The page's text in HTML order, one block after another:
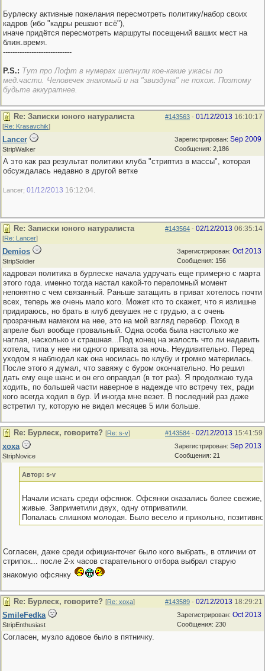
Бурлеску активные пожелания пересмотреть политику/набор своих
кадров (ибо "кадры решают всё"),
иначе придётся пересмотреть маршруты посещений ваших мест на
ближ.время.
-----------------------------
P.S.: Тут про Лофт в нумерах шепнули кое-какие ужасы по
мед.части. Человечек знакомый и на "звиздуна" не похож. Поэтому
будьте аккуратнее.
#143563 - 01/12/2013 16:10:17
Re: Записки юного натуралиста
[Re: Krasavchik]
Зарегистрирован: Sep 2009
Сообщения: 2,186
Lancer
StripWalker
А это как раз результат политики клуба "стриптиз в массы", которая
обсуждалась недавно в другой ветке
Lancer; 01/12/2013 16:12:04
#143564 - 02/12/2013 06:35:14
Re: Записки юного натуралиста
[Re: Lancer]
Зарегистрирован: Oct 2013
Сообщения: 156
Demios
StripSoldier
кадровая политика в бурлеске начала удручать еще примерно с марта
этого года. именно тогда настал какой-то переломный момент
непонятно с чем связанный. Раньше затащить в приват хотелось почти
всех, теперь же очень мало кого. Может кто то скажет, что я излишне
придираюсь, но брать в клуб девушек не с грудью, а с очень
прозрачным намеком на нее, это на мой взгляд перебор. Поход в
апреле был вообще провальный. Одна особа была настолько же
наглая, насколько и страшная...Под конец на жалость что ли надавить
хотела, типа у нее ни одного привата за ночь. Неудивительно. Перед
уходом я наблюдал как она носилась по клубу и громко материлась.
После этого я думал, что завяжу с буром окончательно. Но решил
дать ему еще шанс и он его оправдал (в тот раз). Я продолжаю туда
ходить, по большей части наверное в надежде что встречу тех, ради
кого всегда ходил в бур. И иногда мне везет. В последний раз даже
встретил ту, которую не видел месяцев 5 или больше.
#143584 - 02/12/2013 15:41:59
Re: Бурлеск, говорите? [Re: s-v]
Зарегистрирован: Sep 2013
Сообщения: 21
xoxa
StripNovice
Автор: s-v
Начали искать среди офсянок. Офсянки оказались более
живые. Заприметили двух, одну отприватили.
Попалась слишком молодая. Было весело и прикольно,
Согласен, даже среди официанточег было кого выбрать, в отличии от
стрипок... после 2-х часов старательного отбора выбрал старую
знакомую офсянку
#143589 - 02/12/2013 18:29:21
Re: Бурлеск, говорите? [Re: xoxa]
Зарегистрирован: Oct 2013
Сообщения: 230
SmileFedka
StripEnthusiast
Согласен, музло адовое было в пятничку.